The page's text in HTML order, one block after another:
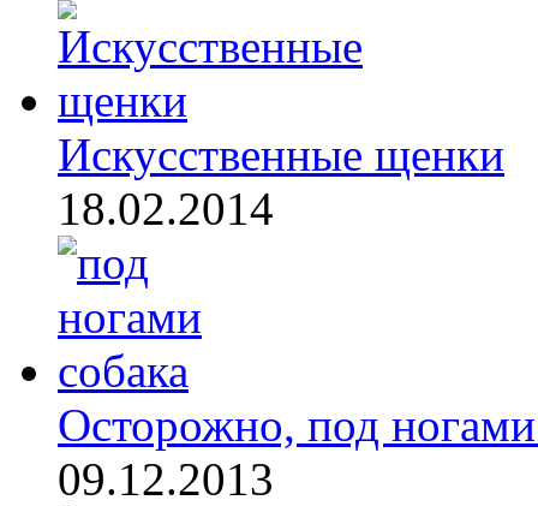
Искусственные щенки
18.02.2014
Осторожно, под
09.12.2013